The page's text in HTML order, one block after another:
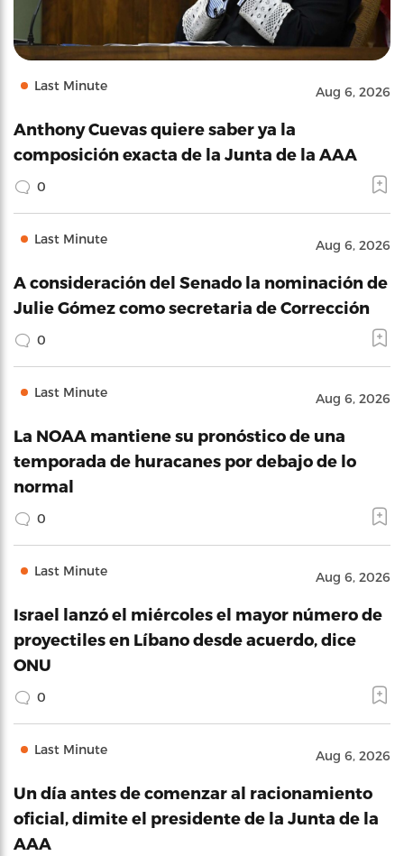
Last Minute Aug 6, 2026
Anthony Cuevas quiere saber ya la
composición exacta de la Junta de la AAA
0
Last Minute Aug 6, 2026
A consideración del Senado la nominación de
Julie Gómez como secretaria de Corrección
0
Last Minute Aug 6, 2026
La NOAA mantiene su pronóstico de una
temporada de huracanes por debajo de lo
normal
0
Last Minute Aug 6, 2026
Israel lanzó el miércoles el mayor número de
proyectiles en Líbano desde acuerdo, dice
ONU
0
Last Minute Aug 6, 2026
Un día antes de comenzar al racionamiento
oficial, dimite el presidente de la Junta de la
AAA